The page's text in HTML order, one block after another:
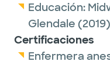
Educación:
Glendale (2019)
Certificaciones
Enfermera